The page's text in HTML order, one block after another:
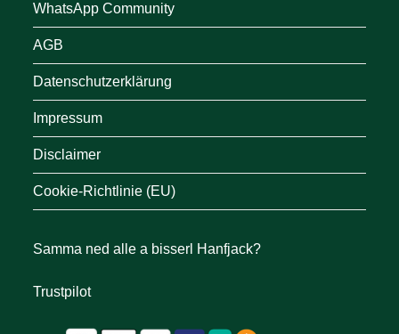
WhatsApp Community
AGB
Datenschutzerklärung
Impressum
Disclaimer
Cookie-Richtlinie (EU)
Samma ned alle a bisserl Hanfjack?
Trustpilot